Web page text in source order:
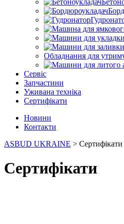
Обладнання для
Сервіс
Запчастини
Уживана техніка
Сертифікати
Новини
Контакти
ASBUD UKRAINE > Сертифікати
Сертифікати